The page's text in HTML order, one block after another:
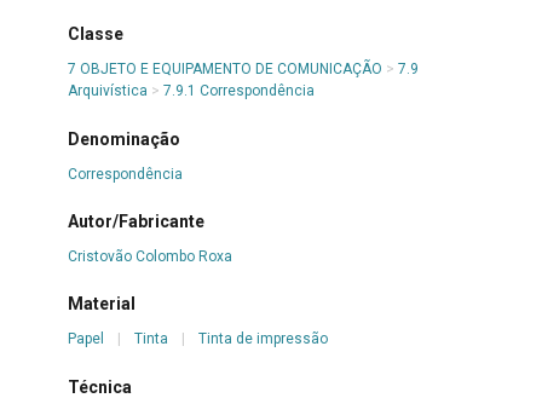
Classe
7 OBJETO E EQUIPAMENTO DE COMUNICAÇÃO > 7.9
Arquivística > 7.9.1 Correspondência
Denominação
Correspondência
Autor/Fabricante
Cristovão Colombo Roxa
Material
Papel Tinta Tinta de impressão
Técnica